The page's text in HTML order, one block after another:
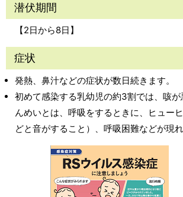
潜伏期間
【2日から8日】
症状
発熱、鼻汁などの症状が数日続きます。
初めて感染する乳幼児の約3割では、咳
んめいとは、呼吸をするときに、ヒュー
どと音がすること）、呼吸困難などが現れ